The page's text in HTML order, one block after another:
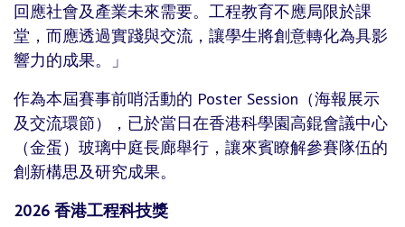
回應社會及產業未來需要。工程教育不應局限於課
堂，而應透過實踐與交流，讓學生將創意轉化為具影
響力的成果。」
作為本屆賽事前哨活動的 Poster Session（海報展示
及交流環節），已於當日在香港科學園高錕會議中心
（金蛋）玻璃中庭長廊舉行，讓來賓瞭解參賽隊伍的
創新構思及研究成果。
2026 香港工程科技獎